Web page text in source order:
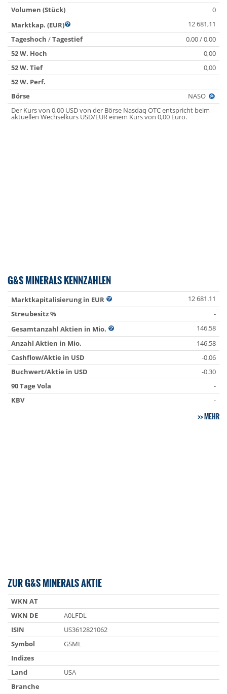
Volumen (Stück)
0
Marktkap. (EUR)
12 681,11
Tageshoch /Tagestief
0,00 / 0,00
52 W. Hoch
0,00
52 W. Tief
0,00
52 W. Perf.
Börse
NASO
Der Kurs von 0,00 USD von der Börse Nasdaq OTC entspricht beim
aktuellen Wechselkurs USD/EUR einem Kurs von 0,00 Euro.
G&S MINERALS KENNZAHLEN
Marktkapitalisierung in EUR
12 681.11
Streubesitz %
-
Gesamtanzahl Aktien in Mio.
146.58
Anzahl Aktien in Mio.
146.58
Cashflow/Aktie in USD
-0.06
Buchwert/Aktie in USD
-0.30
90 Tage Vola
-
KBV
-
MEHR
ZUR G&S MINERALS AKTIE
WKN AT
WKN DE
A0LFDL
ISIN
US3612821062
Symbol
GSML
Indizes
Land
USA
Branche